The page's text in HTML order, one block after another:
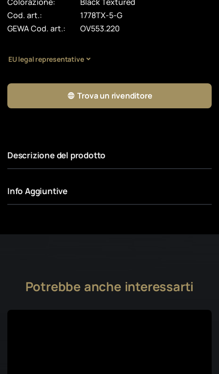
Cod. art.:
1778TX-5-G
GEWA Cod. art.:
OV553.220
EU legal representative
Trova un rivenditore
Descrizione del prodotto
Info Aggiuntive
Potrebbe anche interessarti